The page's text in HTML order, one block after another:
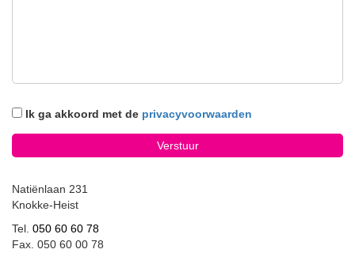
Ik ga akkoord met de privacyvoorwaarden
Natiënlaan 231
Knokke-Heist
Tel. 050 60 60 78
Fax. 050 60 00 78